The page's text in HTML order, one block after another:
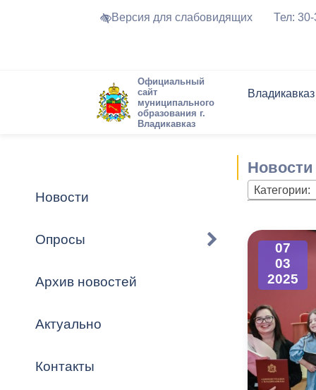
Версия для слабовидящих Тел:
Официальный
сайт
муниципального
образования г.
Владикавказ
Владикавказ
Устав города
Города-
городского
Торги и
Формы
ОРВ и
Обратная
Комиссии
График
Новостная
Актуально
Новости
Опросы
Архив новостей
Актуально
Контакты
Новости
Категории:
07
03
2025